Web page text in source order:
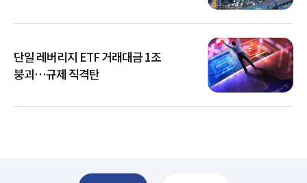
단일 레버리지 ETF 거래대금 1조
붕괴…규제 직격탄